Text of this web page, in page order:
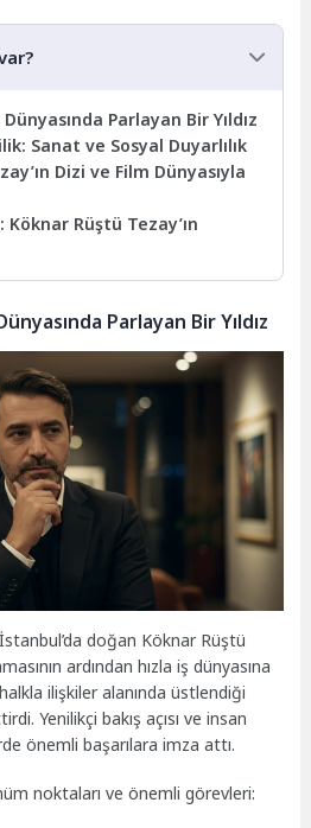
Parlayan Bir Yıldız
Sanat ve Sosyal Duyarlılık
Dizi ve Film Dünyasıyla
Köknar Rüştü Tezay’ın
Parlayan Bir Yıldız
doğan Köknar Rüştü
ardından hızla iş dünyasına
ilişkiler alanında üstlendiği
Yenilikçi bakış açısı ve insan
önemli başarılara imza attı.
noktaları ve önemli görevleri: